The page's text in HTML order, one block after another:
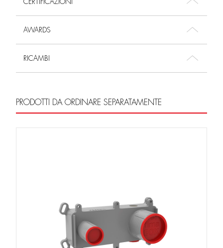
CERTIFICAZIONI
AWARDS
RICAMBI
PRODOTTI DA ORDINARE SEPARATAMENTE